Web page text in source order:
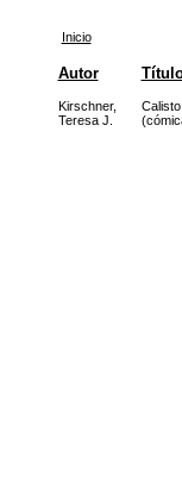
Inicio
Autor
Kirschner,
Teresa J.